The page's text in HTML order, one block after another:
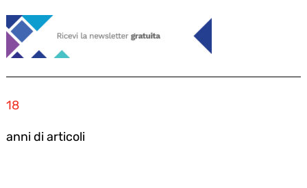
18
anni di articoli